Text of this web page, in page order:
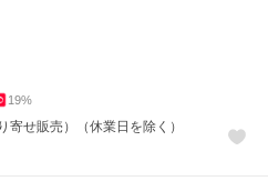
19%
寄せ販売）（休業日を除く）